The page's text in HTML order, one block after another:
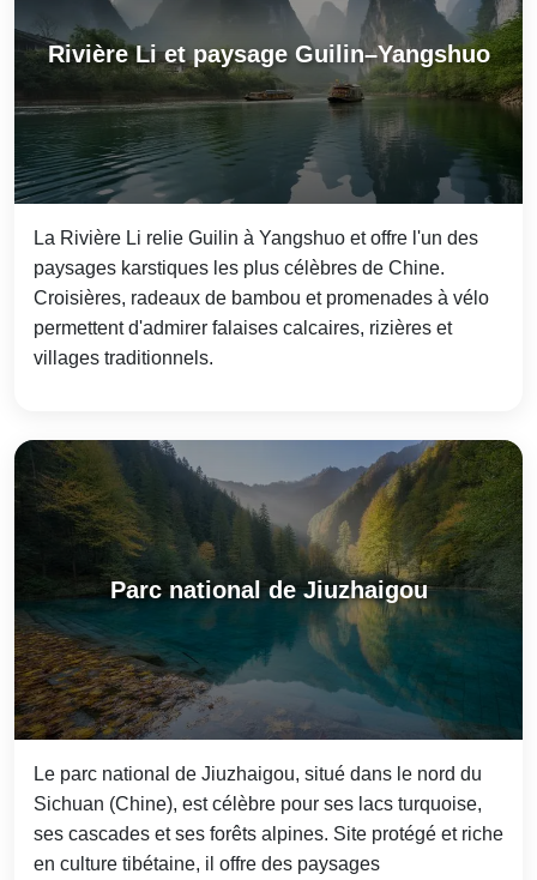
Rivière Li et paysage Guilin–Yangshuo
La Rivière Li relie Guilin à Yangshuo et offre l'un des
paysages karstiques les plus célèbres de Chine.
Croisières, radeaux de bambou et promenades à vélo
permettent d'admirer falaises calcaires, rizières et
villages traditionnels.
Parc national de Jiuzhaigou
Le parc national de Jiuzhaigou, situé dans le nord du
Sichuan (Chine), est célèbre pour ses lacs turquoise,
ses cascades et ses forêts alpines. Site protégé et riche
en culture tibétaine, il offre des paysages